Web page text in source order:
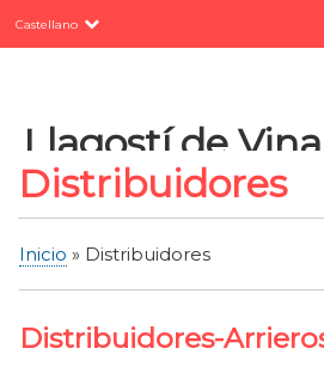
al
Castellano
superior
Llagostí de
Distribuidores
de
Inicio Distribuidores
Distribuidores-